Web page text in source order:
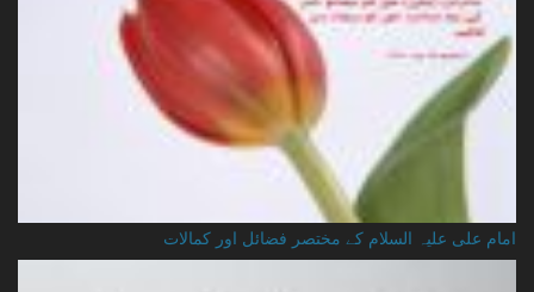
امام علی علیہ السلام کے مختصر فضائل اور کمالات